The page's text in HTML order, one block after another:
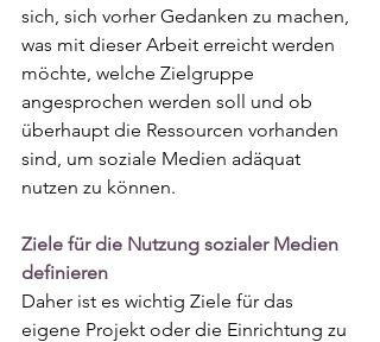
sich, sich vorher Gedanken zu machen,
was mit dieser Arbeit erreicht werden
möchte, welche Zielgruppe
angesprochen werden soll und ob
überhaupt die Ressourcen vorhanden
sind, um soziale Medien adäquat
nutzen zu können.
Ziele für die Nutzung sozialer Medien
definieren
Daher ist es wichtig Ziele für das
eigene Projekt oder die Einrichtung zu